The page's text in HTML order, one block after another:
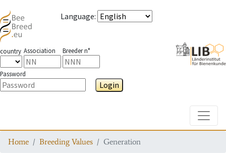
Language:
country Association Breeder n°
Password
Login
Home Breeding Values Generation